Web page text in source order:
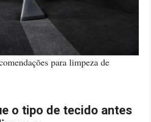
para limpeza de
o tipo de tecido antes